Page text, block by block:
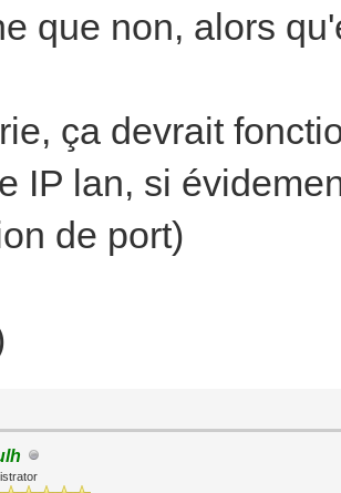
que non, alors
ça devrait
IP lan, si
de port)